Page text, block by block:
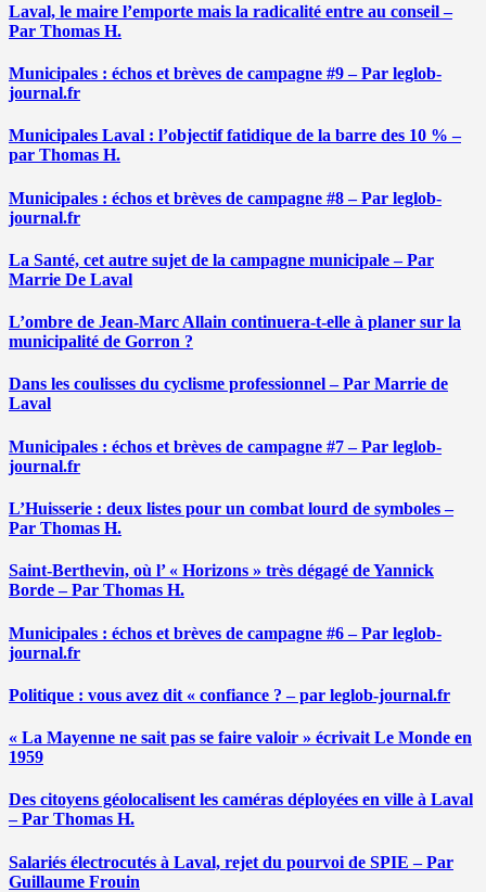
Laval, le maire l’emporte mais la radicalité entre au conseil –
Par Thomas H.
Municipales : échos et brèves de campagne #9 – Par leglob-
journal.fr
Municipales Laval : l’objectif fatidique de la barre des 10 % –
par Thomas H.
Municipales : échos et brèves de campagne #8 – Par leglob-
journal.fr
La Santé, cet autre sujet de la campagne municipale – Par
Marrie De Laval
L’ombre de Jean-Marc Allain continuera-t-elle à planer sur la
municipalité de Gorron ?
Dans les coulisses du cyclisme professionnel – Par Marrie de
Laval
Municipales : échos et brèves de campagne #7 – Par leglob-
journal.fr
L’Huisserie : deux listes pour un combat lourd de symboles –
Par Thomas H.
Saint-Berthevin, où l’ « Horizons » très dégagé de Yannick
Borde – Par Thomas H.
Municipales : échos et brèves de campagne #6 – Par leglob-
journal.fr
Politique : vous avez dit « confiance ? – par leglob-journal.fr
« La Mayenne ne sait pas se faire valoir » écrivait Le Monde en
1959
Des citoyens géolocalisent les caméras déployées en ville à Laval
– Par Thomas H.
Salariés électrocutés à Laval, rejet du pourvoi de SPIE – Par
Guillaume Frouin